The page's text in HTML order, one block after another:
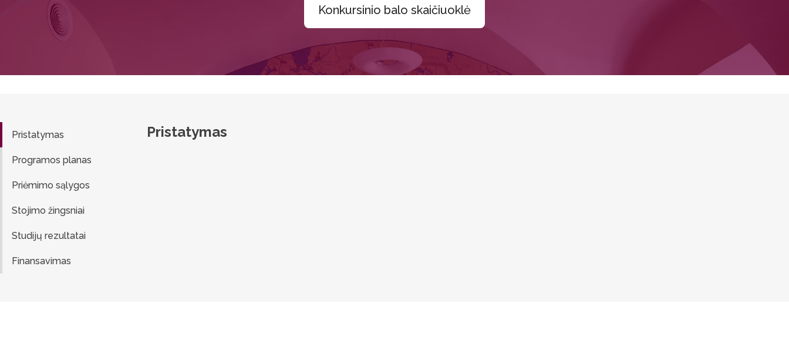
Konkursinio balo skaičiuoklė
Pristatymas
Programos planas
Priėmimo sąlygos
Stojimo žingsniai
Studijų rezultatai
Finansavimas
Pristatymas